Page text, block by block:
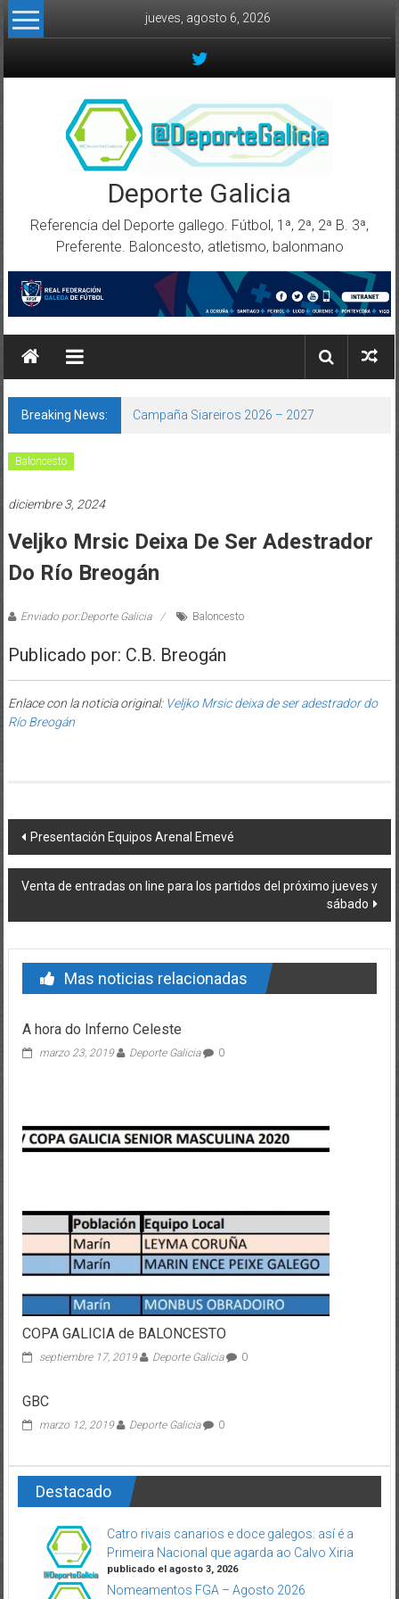
Skip to content
jueves, agosto 6, 2026
Deporte Galicia
Referencia del Deporte gallego. Fútbol, 1ª, 2ª, 2ª B. 3ª,
Preferente. Baloncesto, atletismo, balonmano
Breaking News: Campaña Siareiros 2026 – 2027
Baloncesto
diciembre 3, 2024
Veljko Mrsic Deixa De Ser Adestrador
Do Río Breogán
Enviado por:Deporte Galicia Baloncesto
Publicado por: C.B. Breogán
Enlace con la noticia original: Veljko Mrsic deixa de ser adestrador do
Río Breogán
Post navigation
Presentación Equipos Arenal Emevé
Venta de entradas on line para los partidos del próximo jueves y
sábado
Mas noticias relacionadas
A hora do Inferno Celeste
marzo 23, 2019 Deporte Galicia 0
COPA GALICIA de BALONCESTO
septiembre 17, 2019 Deporte Galicia 0
GBC
marzo 12, 2019 Deporte Galicia 0
Destacado
Catro rivais canarios e doce galegos: así é a
Primeira Nacional que agarda ao Calvo Xiria
publicado el agosto 3, 2026
Nomeamentos FGA – Agosto 2026